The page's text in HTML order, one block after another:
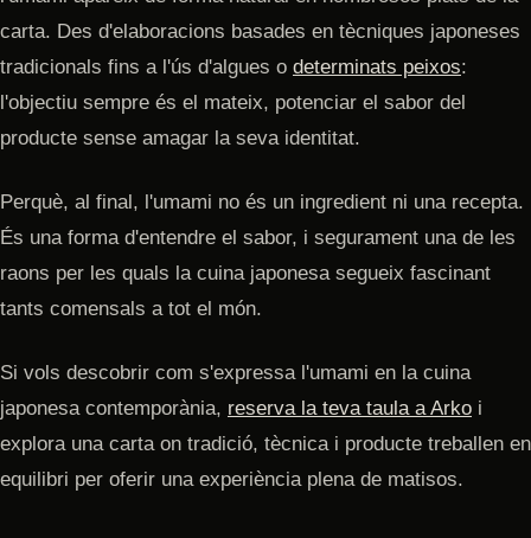
carta. Des d'elaboracions basades en tècniques japoneses
tradicionals fins a l'ús d'algues o determinats peixos:
l'objectiu sempre és el mateix, potenciar el sabor del
producte sense amagar la seva identitat.
Perquè, al final, l'umami no és un ingredient ni una recepta.
És una forma d'entendre el sabor, i segurament una de les
raons per les quals la cuina japonesa segueix fascinant
tants comensals a tot el món.
Si vols descobrir com s'expressa l'umami en la cuina
japonesa contemporània, reserva la teva taula a Arko i
explora una carta on tradició, tècnica i producte treballen en
equilibri per oferir una experiència plena de matisos.